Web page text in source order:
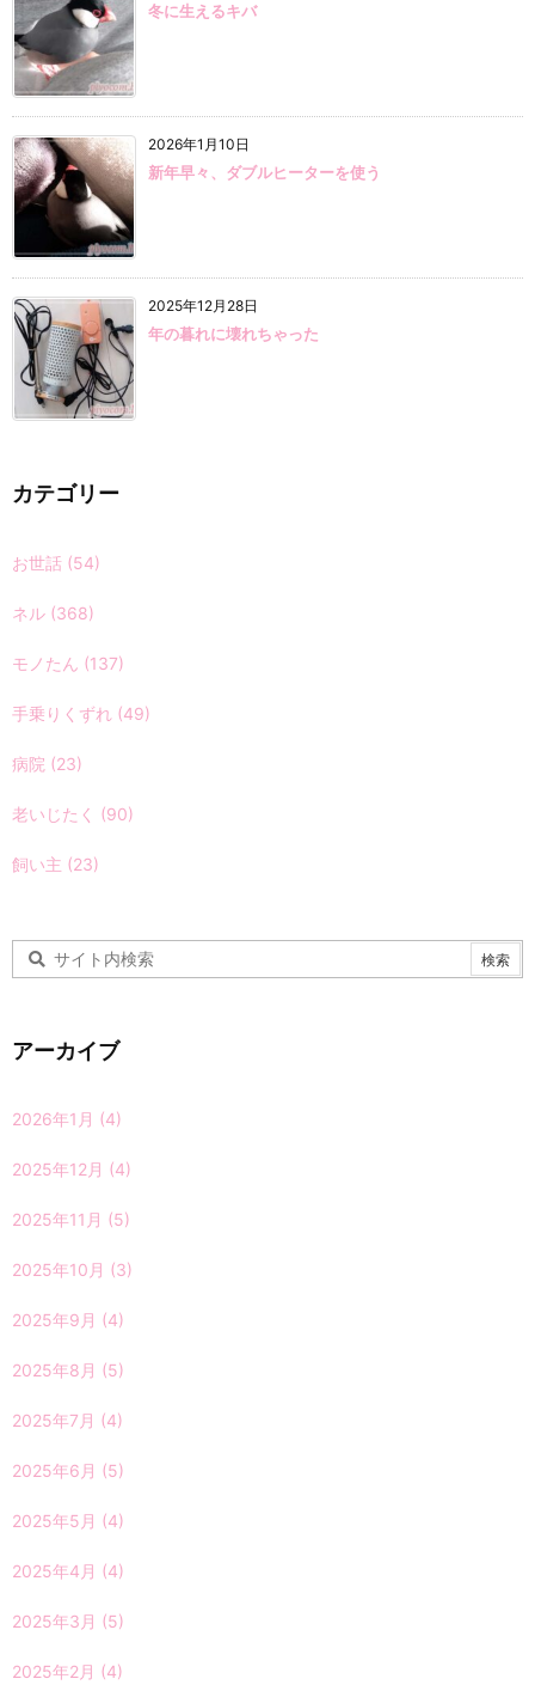
冬に生えるキバ
2026年1月10日
新年早々、ダブルヒーターを使う
2025年12月28日
年の暮れに壊れちゃった
カテゴリー
お世話 (54)
ネル (368)
モノたん (137)
手乗りくずれ (49)
病院 (23)
老いじたく (90)
飼い主 (23)
アーカイブ
2026年1月 (4)
2025年12月 (4)
2025年11月 (5)
2025年10月 (3)
2025年9月 (4)
2025年8月 (5)
2025年7月 (4)
2025年6月 (5)
2025年5月 (4)
2025年4月 (4)
2025年3月 (5)
2025年2月 (4)